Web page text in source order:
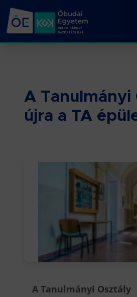
A Tanulmányi
újra a TA
A Tanulmányi Osztály